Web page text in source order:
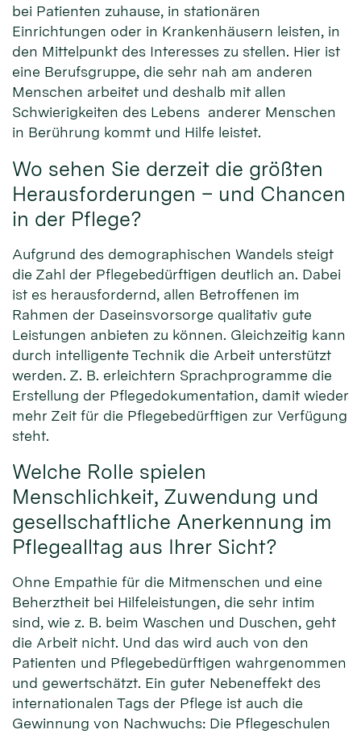
bei Patienten zuhause, in stationären
Einrichtungen oder in Krankenhäusern leisten, in
den Mittelpunkt des Interesses zu stellen. Hier ist
eine Berufsgruppe, die sehr nah am anderen
Menschen arbeitet und deshalb mit allen
Schwierigkeiten des Lebens anderer Menschen
in Berührung kommt und Hilfe leistet.
Wo sehen Sie derzeit die größten
Herausforderungen – und Chancen
in der Pflege?
Aufgrund des demographischen Wandels steigt
die Zahl der Pflegebedürftigen deutlich an. Dabei
ist es herausfordernd, allen Betroffenen im
Rahmen der Daseinsvorsorge qualitativ gute
Leistungen anbieten zu können. Gleichzeitig kann
durch intelligente Technik die Arbeit unterstützt
werden. Z. B. erleichtern Sprachprogramme die
Erstellung der Pflegedokumentation, damit wieder
mehr Zeit für die Pflegebedürftigen zur Verfügung
steht.
Welche Rolle spielen
Menschlichkeit, Zuwendung und
gesellschaftliche Anerkennung im
Pflegealltag aus Ihrer Sicht?
Ohne Empathie für die Mitmenschen und eine
Beherztheit bei Hilfeleistungen, die sehr intim
sind, wie z. B. beim Waschen und Duschen, geht
die Arbeit nicht. Und das wird auch von den
Patienten und Pflegebedürftigen wahrgenommen
und gewertschätzt. Ein guter Nebeneffekt des
internationalen Tags der Pflege ist auch die
Gewinnung von Nachwuchs: Die Pflegeschulen